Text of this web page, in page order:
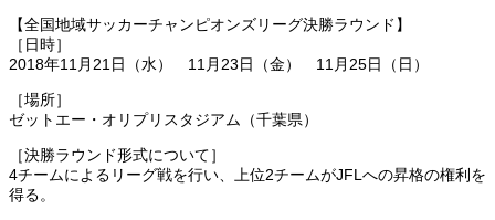
【全国地域サッカーチャンピオンズリーグ決勝ラウンド】
［日時］
2018年11月21日（水） 11月23日（金） 11月25日（日）
［場所］
ゼットエー・オリプリスタジアム（千葉県）
［決勝ラウンド形式について］
4チームによるリーグ戦を行い、上位2チームがJFLへの昇格の権利を
得る。